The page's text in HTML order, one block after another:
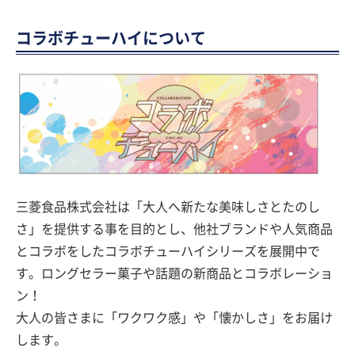
コラボチューハイについて
三菱食品株式会社は「大人へ新たな美味しさとたのし
さ」を提供する事を目的とし、他社ブランドや人気商品
とコラボをしたコラボチューハイシリーズを展開中で
す。ロングセラー菓子や話題の新商品とコラボレーショ
ン！
大人の皆さまに「ワクワク感」や「懐かしさ」をお届け
します。